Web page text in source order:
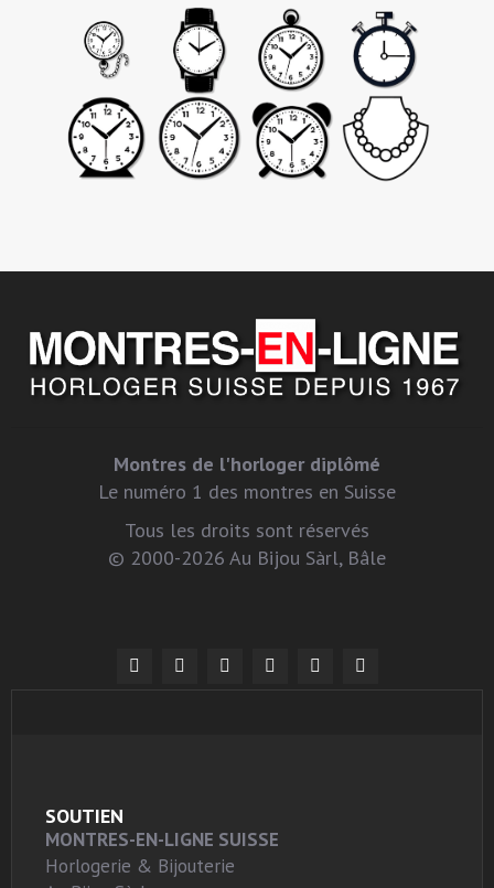
Montres de l'horloger diplômé
Le numéro 1 des montres en Suisse
Tous les droits sont réservés
© 2000-2026 Au Bijou Sàrl, Bâle
SOUTIEN
MONTRES-EN-LIGNE SUISSE
Horlogerie & Bijouterie